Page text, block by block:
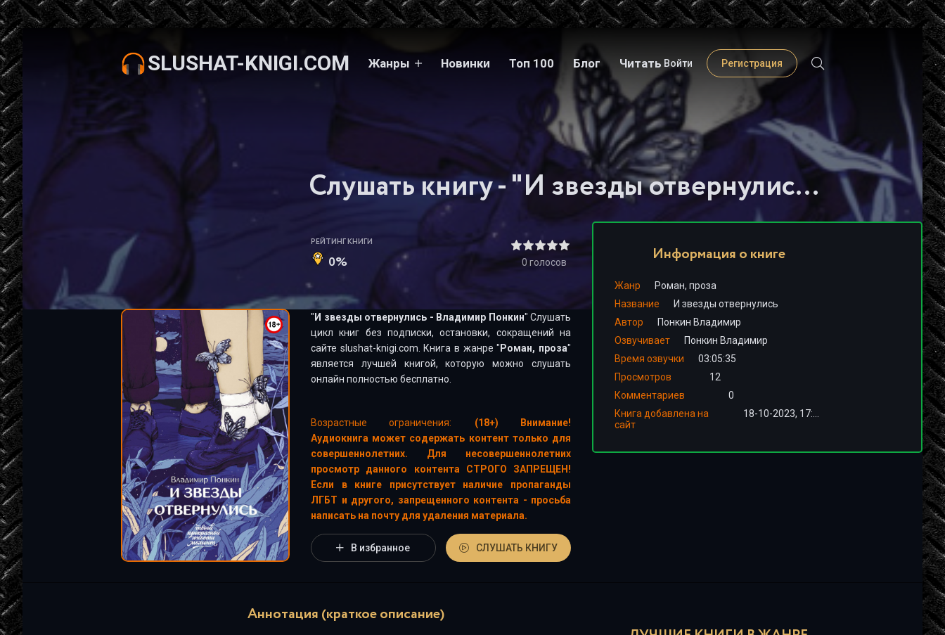
SLUSHAT-KNIGI.COM Жанры Новинки Топ 100 Блог Читать Войти Регистрация
Слушать книгу - "И звезды отвернулись - Владимир Понкин"
РЕЙТИНГ КНИГИ
0% 0 голосов
" И звезды отвернулись - Владимир Понкин" Слушать
цикл книг без подписки, остановки, сокращений на
сайте slushat-knigi.com. Книга в жанре " Роман, проза"
является лучшей книгой, которую можно слушать
онлайн полностью бесплатно.
Возрастные ограничения:
(18+) Внимание!
Аудиокнига может содержать контент только для
совершеннолетних. Для несовершеннолетних
просмотр данного контента СТРОГО ЗАПРЕЩЕН!
Если в книге присутствует наличие пропаганды
ЛГБТ и другого, запрещенного контента - просьба
написать на почту для удаления материала.
В избранное СЛУШАТЬ КНИГУ
Информация о книге
Жанр
Роман, проза
Название
И звезды отвернулись
Автор
Понкин Владимир
Озвучивает
Понкин Владимир
Время озвучки
03:05:35
Просмотров
12
Комментариев
0
Книга добавлена на
сайт
Аннотация (краткое описание)